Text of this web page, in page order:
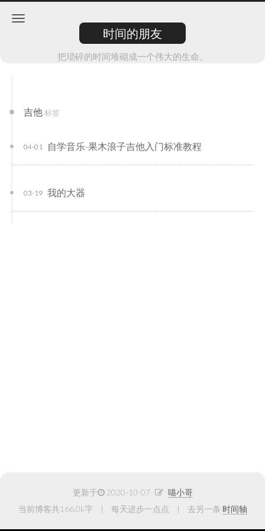
时间的朋友
把琐碎的时间堆砌成一个伟大的生命。
吉他标签
自学音乐-果木浪子吉他入门标准教程
04-01
我的大器
03-19
更新于 2020-10-07
喵小哥
当前博客共166.0k字
每天进步一点点 去另一条 时间轴